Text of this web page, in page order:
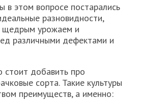
в этом вопросе постарались
разновидности,
щедрым урожаем и
различными дефектами и
добавить про
сорта. Такие культуры
преимуществ, а именно: